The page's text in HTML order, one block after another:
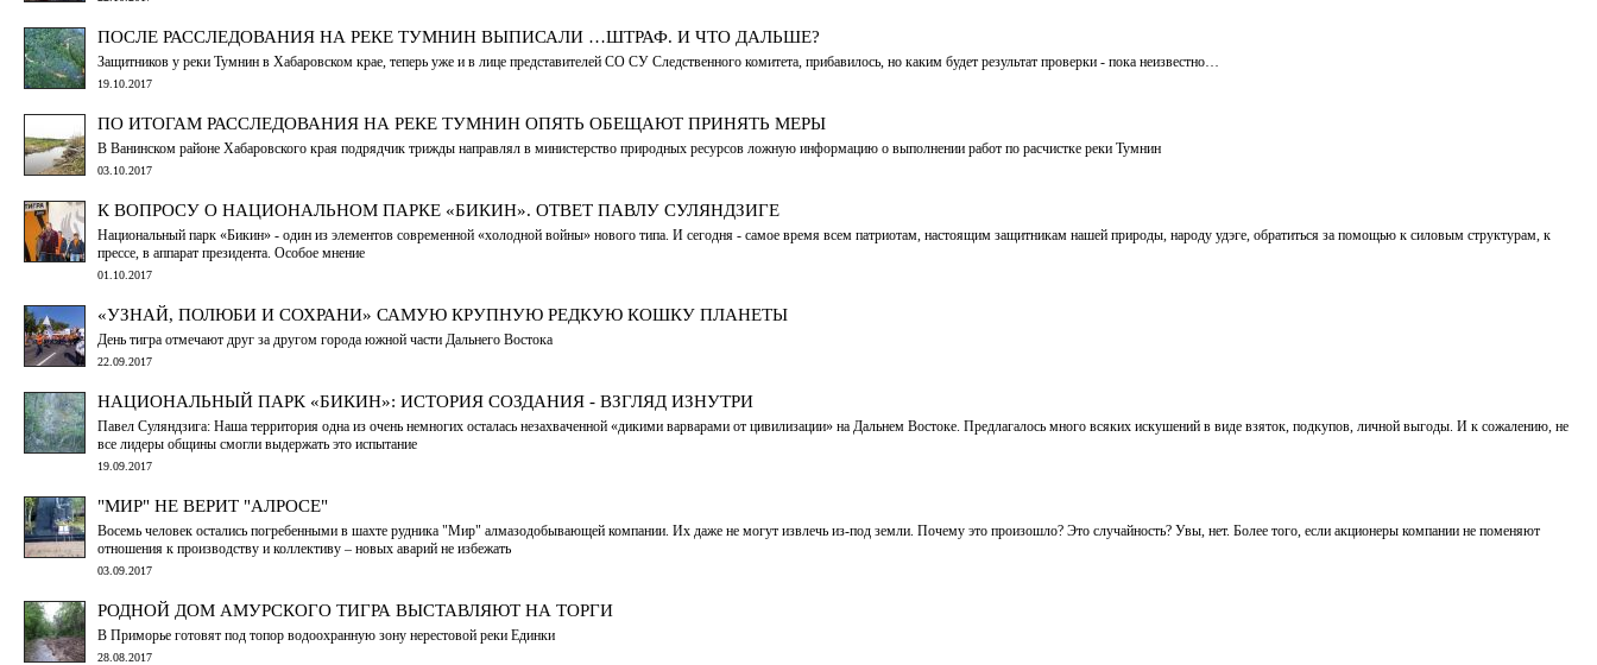
ПОСЛЕ РАССЛЕДОВАНИЯ НА РЕКЕ ТУМНИН ВЫПИСАЛИ …ШТРАФ. И ЧТО ДАЛЬШЕ?
Защитников у реки Тумнин в Хабаровском крае, теперь уже и в лице представителей СО СУ Следственного комитета, прибавилось, но каким будет результат проверки - пока неизвестно…
19.10.2017
ПО ИТОГАМ РАССЛЕДОВАНИЯ НА РЕКЕ ТУМНИН ОПЯТЬ ОБЕЩАЮТ ПРИНЯТЬ МЕРЫ
В Ванинском районе Хабаровского края подрядчик трижды направлял в министерство природных ресурсов ложную информацию о выполнении работ по расчистке реки Тумнин
03.10.2017
К ВОПРОСУ О НАЦИОНАЛЬНОМ ПАРКЕ «БИКИН». ОТВЕТ ПАВЛУ СУЛЯНДЗИГЕ
Национальный парк «Бикин» - один из элементов современной «холодной войны» нового типа. И сегодня - самое время всем патриотам, настоящим защитникам нашей природы, народу удэге, обратиться за помощью к силовым структурам, к
прессе, в аппарат президента. Особое мнение
01.10.2017
«УЗНАЙ, ПОЛЮБИ И СОХРАНИ» САМУЮ КРУПНУЮ РЕДКУЮ КОШКУ ПЛАНЕТЫ
День тигра отмечают друг за другом города южной части Дальнего Востока
22.09.2017
НАЦИОНАЛЬНЫЙ ПАРК «БИКИН»: ИСТОРИЯ СОЗДАНИЯ - ВЗГЛЯД ИЗНУТРИ
Павел Суляндзига: Наша территория одна из очень немногих осталась незахваченной «дикими варварами от цивилизации» на Дальнем Востоке. Предлагалось много всяких искушений в виде взяток, подкупов, личной выгоды. И к сожалению, не
все лидеры общины смогли выдержать это испытание
19.09.2017
"МИР" НЕ ВЕРИТ "АЛРОСЕ"
Восемь человек остались погребенными в шахте рудника "Мир" алмазодобывающей компании. Их даже не могут извлечь из-под земли. Почему это произошло? Это случайность? Увы, нет. Более того, если акционеры компании не поменяют
отношения к производству и коллективу – новых аварий не избежать
03.09.2017
РОДНОЙ ДОМ АМУРСКОГО ТИГРА ВЫСТАВЛЯЮТ НА ТОРГИ
В Приморье готовят под топор водоохранную зону нерестовой реки Единки
28.08.2017